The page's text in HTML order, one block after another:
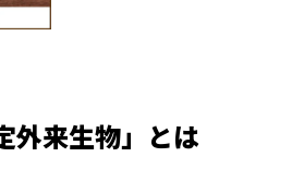
外来生物」とは